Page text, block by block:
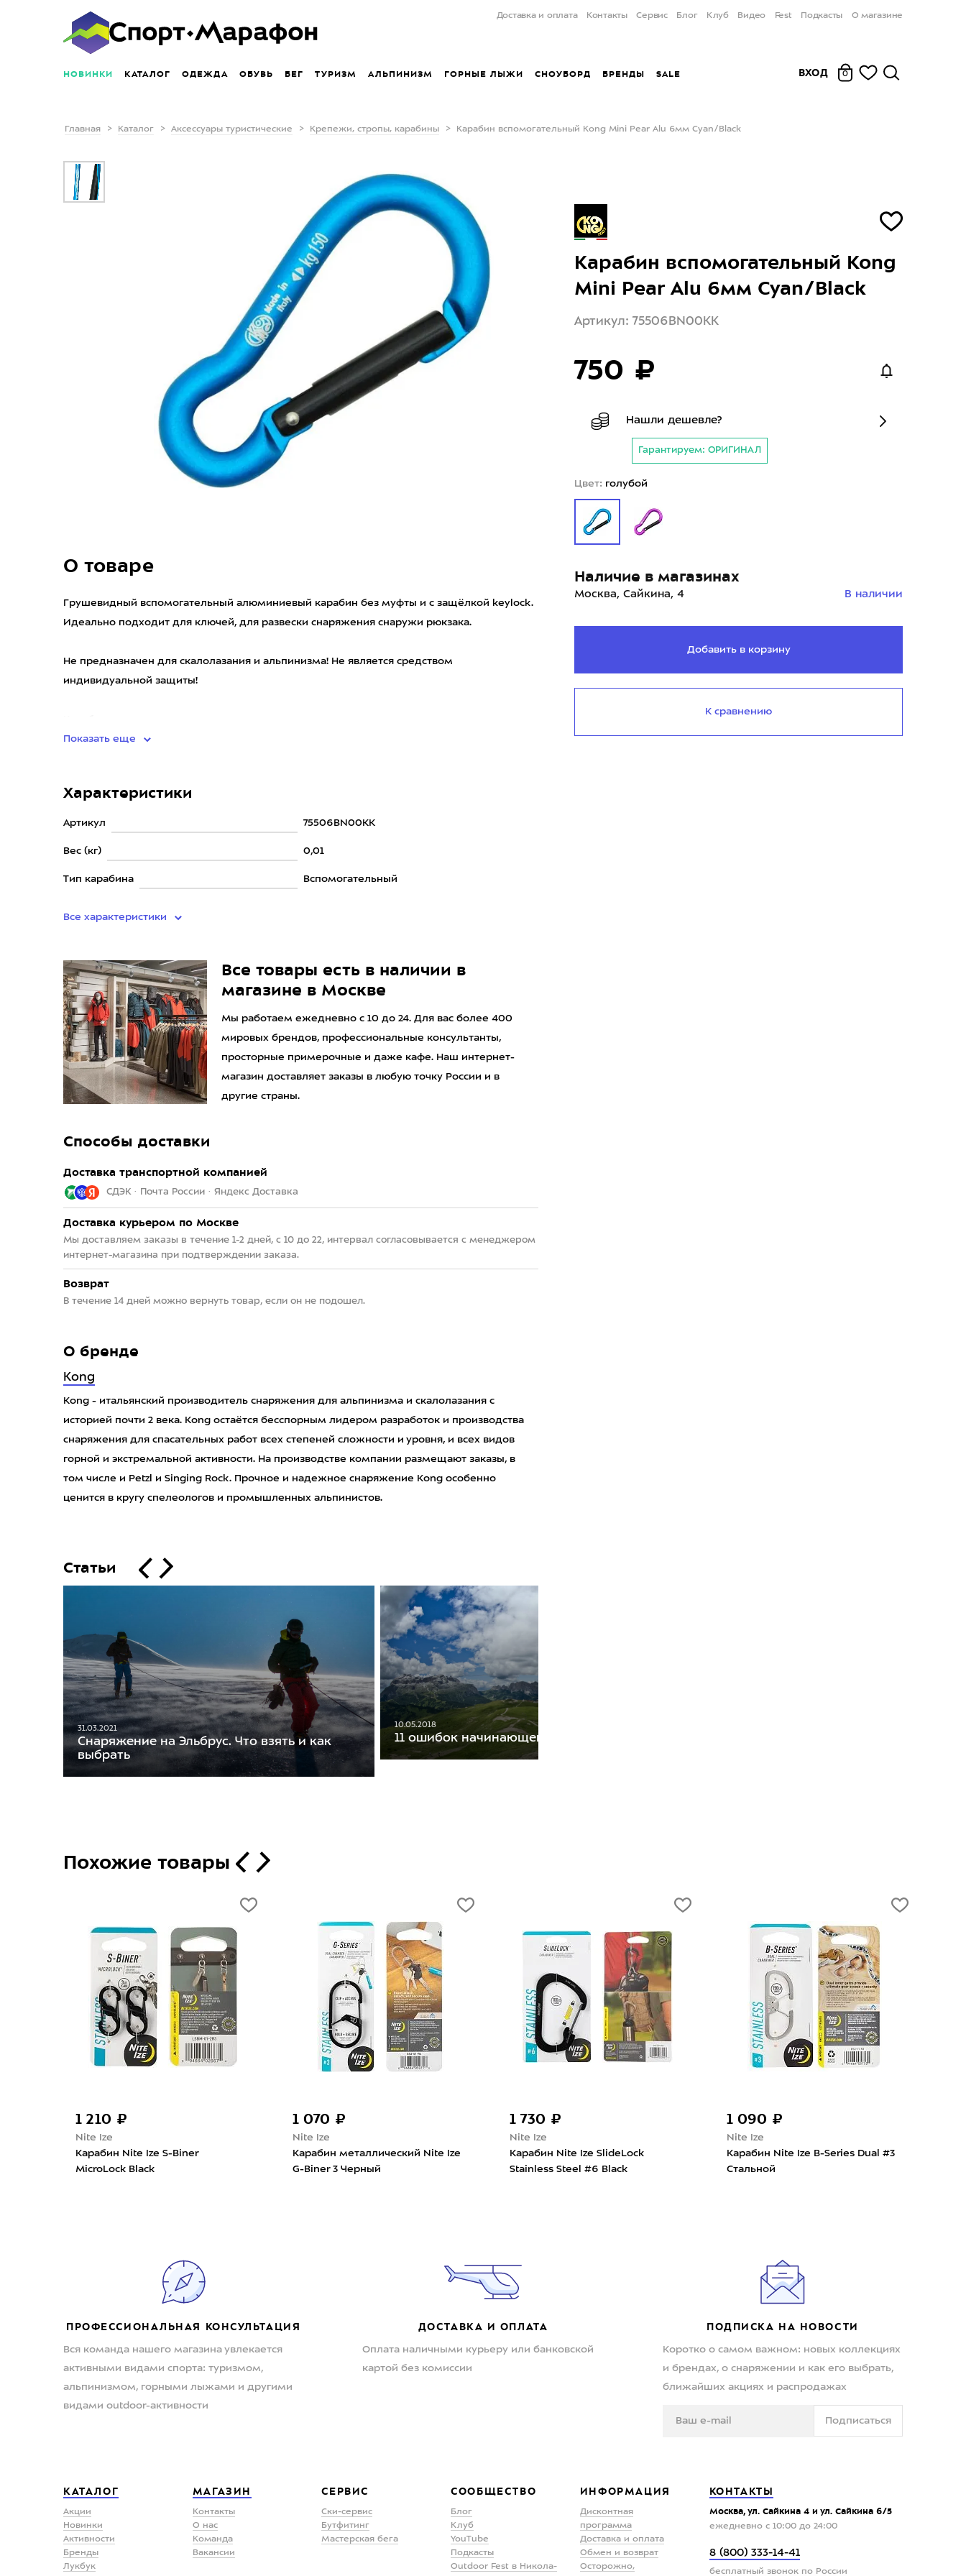
Доставка и оплата Контакты Сервис Блог Клуб Видео Fest Подкасты О магазине
НОВИНКИ КАТАЛОГ ОДЕЖДА ОБУВЬ БЕГ ТУРИЗМ АЛЬПИНИЗМ ГОРНЫЕ ЛЫЖИ СНОУБОРД БРЕНДЫ SALE ВХОД 0
Главная Каталог Аксессуары туристические Крепежи, стропы, карабины Карабин вспомогательный Kong Mini Pear Alu 6мм Cyan/Black
О товаре
Грушевидный вспомогательный алюминиевый карабин без муфты и с защёлкой keylock.
Идеально подходит для ключей, для развески снаряжения снаружи рюкзака.
Не предназначен для скалолазания и альпинизма! Не является средством
индивидуальной защиты!
Показать еще
Характеристики
Артикул 75506BN00KK
Вес (кг) 0,01
Тип карабина Вспомогательный
Все характеристики
Все товары есть в наличии в
магазине в Москве
Мы работаем ежедневно с 10 до 24. Для вас более 400
мировых брендов, профессиональные консультанты,
просторные примерочные и даже кафе. Наш интернет-
магазин доставляет заказы в любую точку России и в
другие страны.
Способы доставки
Доставка транспортной компанией
СДЭК · Почта России · Яндекс Доставка
Доставка курьером по Москве
Мы доставляем заказы в течение 1-2 дней, с 10 до 22, интервал согласовывается с менеджером
интернет-магазина при подтверждении заказа.
Возврат
В течение 14 дней можно вернуть товар, если он не подошел.
О бренде
Kong
Kong - итальянский производитель снаряжения для альпинизма и скалолазания с
историей почти 2 века. Kong остаётся бесспорным лидером разработок и производства
снаряжения для спасательных работ всех степеней сложности и уровня, и всех видов
горной и экстремальной активности. На производстве компании размещают заказы, в
том числе и Petzl и Singing Rock. Прочное и надежное снаряжение Kong особенно
ценится в кругу спелеологов и промышленных альпинистов.
Статьи
31.03.2021
Снаряжение на Эльбрус. Что взять и как
выбрать
10.05.2018
11 ошибок начинающего трейлраннера
Карабин вспомогательный Kong
Mini Pear Alu 6мм Cyan/Black
Артикул: 75506BN00KK
750 ₽
Нашли дешевле?
Гарантируем: ОРИГИНАЛ
Цвет: голубой
Наличие в магазинах
Москва, Сайкина, 4 В наличии
Добавить в корзину
К сравнению
Похожие товары
1 210 ₽
Nite Ize
Карабин Nite Ize S-Biner
MicroLock Black
1 070 ₽
Nite Ize
Карабин металлический Nite Ize
G-Biner 3 Черный
1 730 ₽
Nite Ize
Карабин Nite Ize SlideLock
Stainless Steel #6 Black
1 090 ₽
Nite Ize
Карабин Nite Ize B-Series Dual #3
Стальной
ПРОФЕССИОНАЛЬНАЯ КОНСУЛЬТАЦИЯ
Вся команда нашего магазина увлекается
активными видами спорта: туризмом,
альпинизмом, горными лыжами и другими
видами outdoor-активности
ДОСТАВКА И ОПЛАТА
Оплата наличными курьеру или банковской
картой без комиссии
ПОДПИСКА НА НОВОСТИ
Коротко о самом важном: новых коллекциях
и брендах, о снаряжении и как его выбрать,
ближайших акциях и распродажах
Подписаться
КАТАЛОГ
Акции
Новинки
Активности
Бренды
Лукбук
МАГАЗИН
Контакты
О нас
Команда
Вакансии
СЕРВИС
Ски-сервис
Бутфитинг
Мастерская бега
СООБЩЕСТВО
Блог
Клуб
YouTube
Подкасты
Outdoor Fest в Никола-
ИНФОРМАЦИЯ
Дисконтная
программа
Доставка и оплата
Обмен и возврат
Осторожно,
КОНТАКТЫ
Москва, ул. Сайкина 4 и ул. Сайкина 6/5
ежедневно с 10:00 до 24:00
8 (800) 333-14-41
бесплатный звонок по России